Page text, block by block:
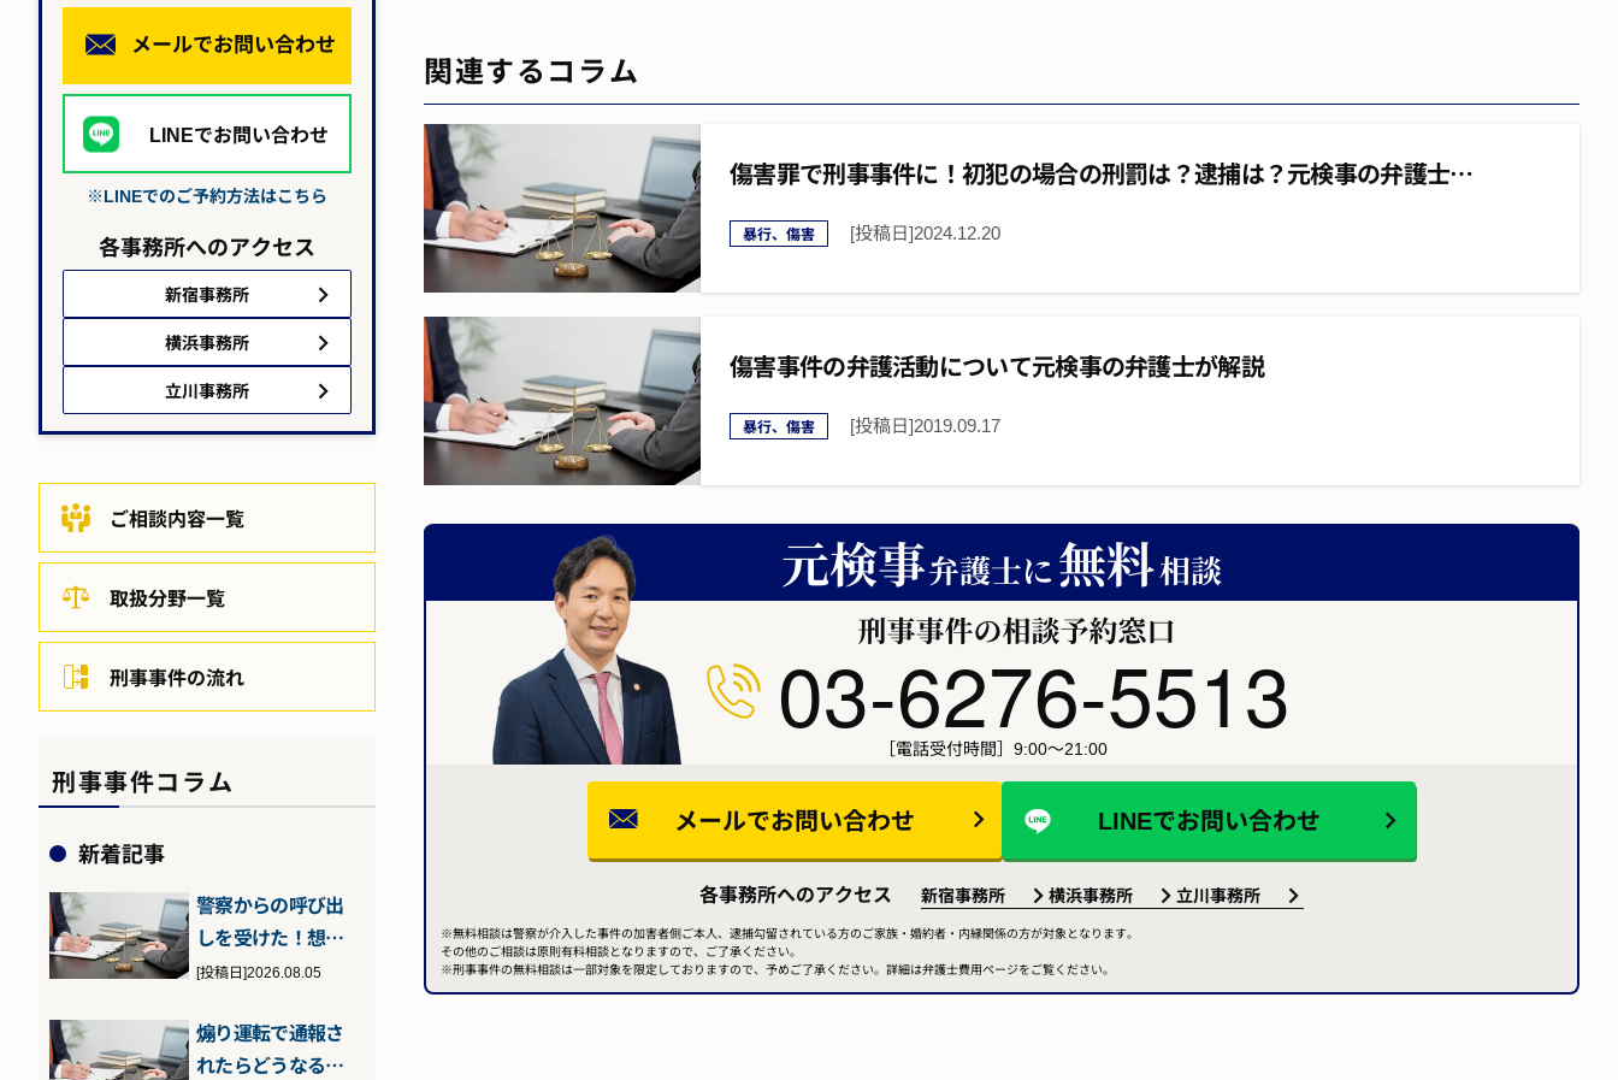
関連するコラム
傷害罪で刑事事件に！初犯の場合の刑罰は？逮捕は？元検事の弁護士…
暴行、傷害 [投稿日]2024.12.20
傷害事件の弁護活動について元検事の弁護士が解説
暴行、傷害 [投稿日]2019.09.17
03-6276-5513
［電話受付時間］9:00～21:00
メールでお問い合わせ LINEでお問い合わせ
各事務所へのアクセス 新宿事務所 横浜事務所 立川事務所
※無料相談は警察が介入した事件の加害者側ご本人、逮捕勾留されている方のご家族・婚約者・内縁関係の方が対象となります。
その他のご相談は原則有料相談となりますので、ご了承ください。
※刑事事件の無料相談は一部対象を限定しておりますので、予めご了承ください。詳細は弁護士費用ページをご覧ください。
メールでお問い合わせ
LINEでお問い合わせ
※LINEでのご予約方法はこちら
各事務所へのアクセス
新宿事務所
横浜事務所
立川事務所
ご相談内容一覧
取扱分野一覧
刑事事件の流れ
刑事事件コラム
新着記事
警察からの呼び出
しを受けた！想定
される理由や流
い…
[投稿日]2026.08.05
煽り運転で通報さ
れたらどうなる？